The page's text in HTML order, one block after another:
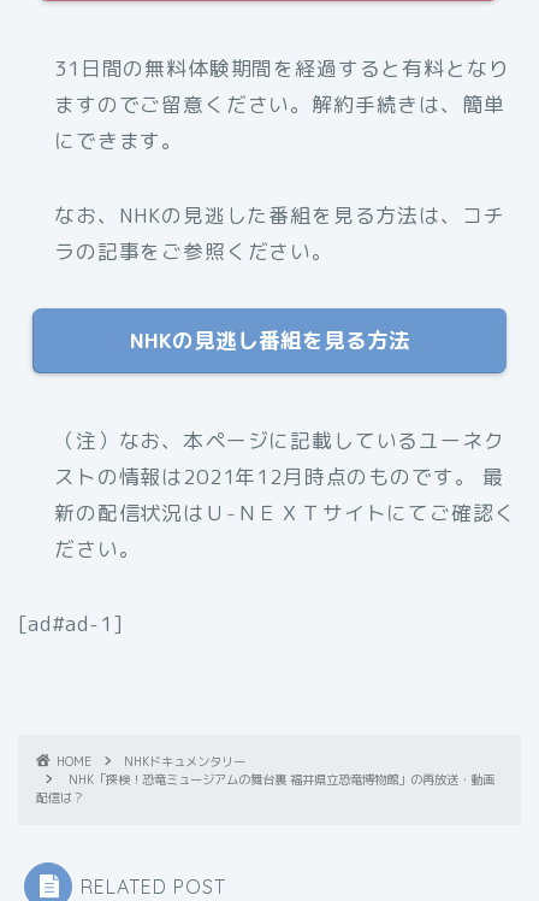
31日間の無料体験期間を経過すると有料となり
ますのでご留意ください。解約手続きは、簡単
にできます。
なお、NHKの見逃した番組を見る方法は、コチ
ラの記事をご参照ください。
NHKの見逃し番組を見る方法
（注）なお、本ページに記載しているユーネク
ストの情報は2021年12月時点のものです。 最
新の配信状況はＵ-ＮＥＸＴサイトにてご確認く
ださい。
[ad#ad-1]
HOME
NHKドキュメンタリー
NHK「探検！恐竜ミュージアムの舞台裏 福井県立恐竜博物館」の再放送・動画
配信は？
RELATED POST